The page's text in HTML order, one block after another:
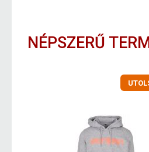
NÉPSZERŰ